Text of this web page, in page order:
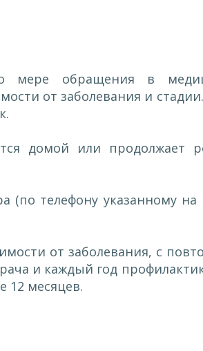
мере обращения в
от заболевания и
домой или продолжает
(по телефону указанному
от заболевания, с
и каждый год
12 месяцев.